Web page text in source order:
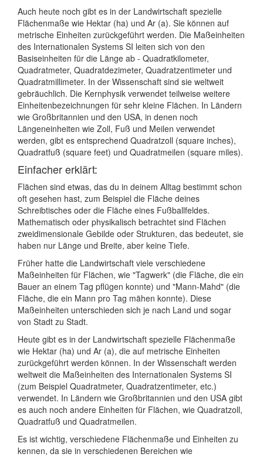
Auch heute noch gibt es in der Landwirtschaft spezielle
Flächenmaße wie Hektar (ha) und Ar (a). Sie können auf
metrische Einheiten zurückgeführt werden. Die Maßeinheiten
des Internationalen Systems SI leiten sich von den
Basiseinheiten für die Länge ab - Quadratkilometer,
Quadratmeter, Quadratdezimeter, Quadratzentimeter und
Quadratmillimeter. In der Wissenschaft sind sie weltweit
gebräuchlich. Die Kernphysik verwendet teilweise weitere
Einheitenbezeichnungen für sehr kleine Flächen. In Ländern
wie Großbritannien und den USA, in denen noch
Längeneinheiten wie Zoll, Fuß und Meilen verwendet
werden, gibt es entsprechend Quadratzoll (square inches),
Quadratfuß (square feet) und Quadratmeilen (square miles).
Einfacher erklärt:
Flächen sind etwas, das du in deinem Alltag bestimmt schon
oft gesehen hast, zum Beispiel die Fläche deines
Schreibtisches oder die Fläche eines Fußballfeldes.
Mathematisch oder physikalisch betrachtet sind Flächen
zweidimensionale Gebilde oder Strukturen, das bedeutet, sie
haben nur Länge und Breite, aber keine Tiefe.
Früher hatte die Landwirtschaft viele verschiedene
Maßeinheiten für Flächen, wie "Tagwerk" (die Fläche, die ein
Bauer an einem Tag pflügen konnte) und "Mann-Mahd" (die
Fläche, die ein Mann pro Tag mähen konnte). Diese
Maßeinheiten unterschieden sich je nach Land und sogar
von Stadt zu Stadt.
Heute gibt es in der Landwirtschaft spezielle Flächenmaße
wie Hektar (ha) und Ar (a), die auf metrische Einheiten
zurückgeführt werden können. In der Wissenschaft werden
weltweit die Maßeinheiten des Internationalen Systems SI
(zum Beispiel Quadratmeter, Quadratzentimeter, etc.)
verwendet. In Ländern wie Großbritannien und den USA gibt
es auch noch andere Einheiten für Flächen, wie Quadratzoll,
Quadratfuß und Quadratmeilen.
Es ist wichtig, verschiedene Flächenmaße und Einheiten zu
kennen, da sie in verschiedenen Bereichen wie